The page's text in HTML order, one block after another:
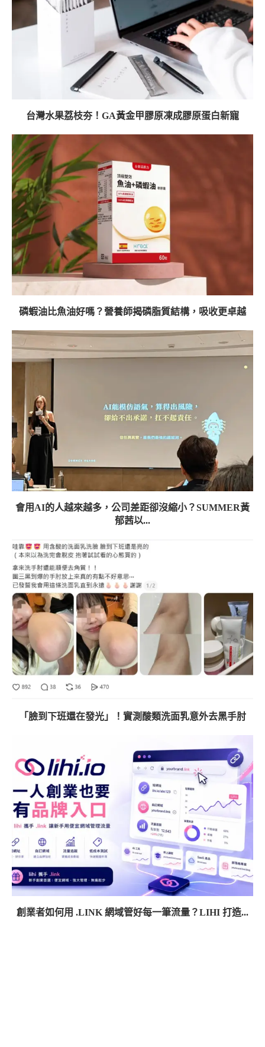
台灣水果荔枝夯！GA黃金甲膠原凍成膠原蛋白新寵
磷蝦油比魚油好嗎？營養師揭磷脂質結構，吸收更卓越
會用AI的人越來越多，公司差距卻沒縮小？SUMMER黃
郁茜以...
「臉到下班還在發光」！實測酸類洗面乳意外去黑手肘
創業者如何用 .LINK 網域管好每一筆流量？LIHI 打造...